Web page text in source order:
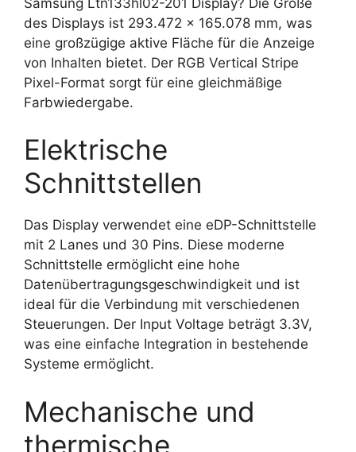
des Displays ist 293.472 x 165.078 mm, was
eine großzügige aktive Fläche für die Anzeige
von Inhalten bietet. Der RGB Vertical Stripe
Pixel-Format sorgt für eine gleichmäßige
Farbwiedergabe.
Elektrische
Schnittstellen
Das Display verwendet eine eDP-Schnittstelle
mit 2 Lanes und 30 Pins. Diese moderne
Schnittstelle ermöglicht eine hohe
Datenübertragungsgeschwindigkeit und ist
ideal für die Verbindung mit verschiedenen
Steuerungen. Der Input Voltage beträgt 3.3V,
was eine einfache Integration in bestehende
Systeme ermöglicht.
Mechanische und
thermische